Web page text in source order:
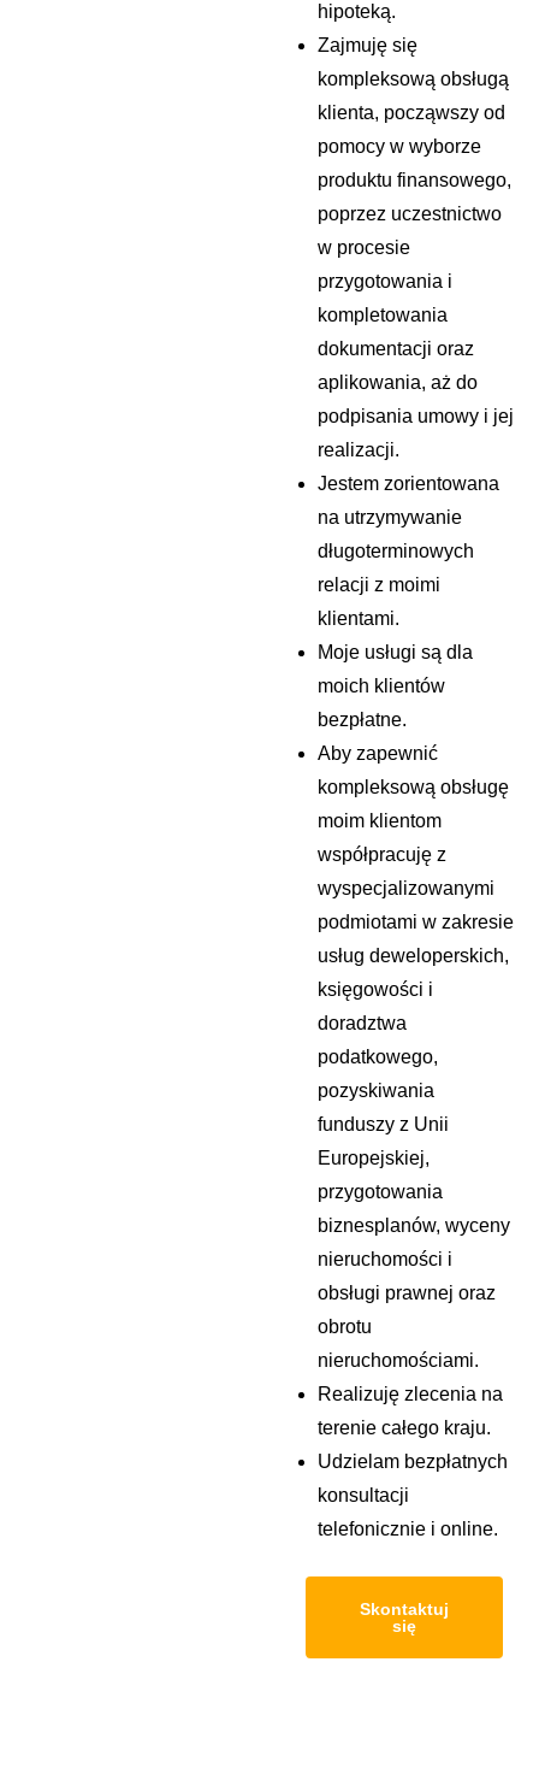
hipoteką.
Zajmuję się
kompleksową obsługą
klienta, począwszy od
pomocy w wyborze
produktu finansowego,
poprzez uczestnictwo
w procesie
przygotowania i
kompletowania
dokumentacji oraz
aplikowania, aż do
podpisania umowy i jej
realizacji.
Jestem zorientowana
na utrzymywanie
długoterminowych
relacji z moimi
klientami.
Moje usługi są dla
moich klientów
bezpłatne.
Aby zapewnić
kompleksową obsługę
moim klientom
współpracuję z
wyspecjalizowanymi
podmiotami w zakresie
usług deweloperskich,
księgowości i
doradztwa
podatkowego,
pozyskiwania
funduszy z Unii
Europejskiej,
przygotowania
biznesplanów, wyceny
nieruchomości i
obsługi prawnej oraz
obrotu
nieruchomościami.
Realizuję zlecenia na
terenie całego kraju.
Udzielam bezpłatnych
konsultacji
telefonicznie i online.
Skontaktuj
się